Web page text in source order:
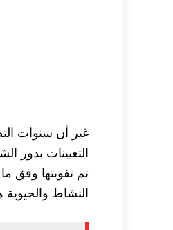
غير أن سنوات
التعيينات بدور
تم تفويتها وفق
النشاط